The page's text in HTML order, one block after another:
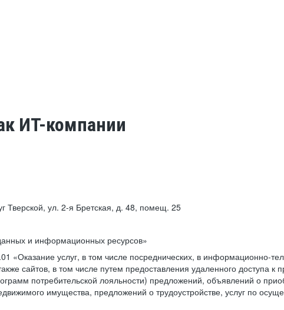
ИТ-компании
Тверской, ул. 2-я Бретская, д. 48, помещ. 25
и информационных ресурсов»
«Оказание услуг, в том числе посреднических, в информационно-
сайтов, в том числе путем предоставления удаленного доступа
потребительской лояльности) предложений, объявлений о
имущества, предложений о трудоустройстве, услуг по